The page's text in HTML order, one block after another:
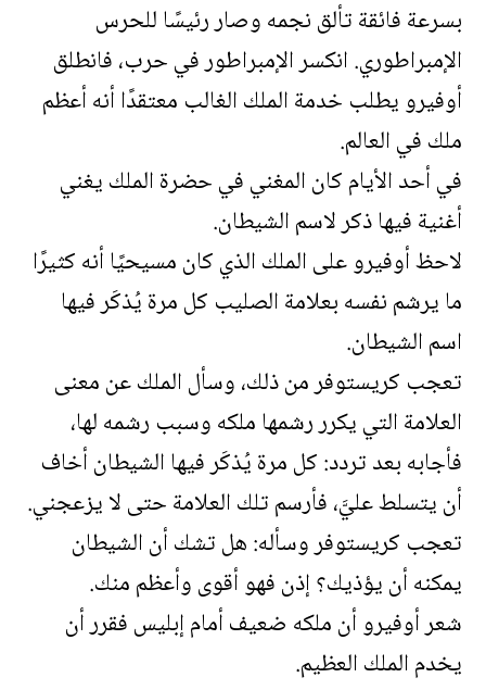
بسرعة فائقة تألق نجمه وصار رئيسًا للحرس
الإمبراطوري. انكسر الإمبراطور في حرب، فانطلق
أوفيرو يطلب خدمة الملك الغالب معتقدًا أنه أعظم
ملك في العالم.
في أحد الأيام كان المغني في حضرة الملك يغني
أغنية فيها ذكر لاسم الشيطان.
لاحظ أوفيرو على الملك الذي كان مسيحيًا أنه كثيرًا
ما يرشم نفسه بعلامة الصليب كل مرة يُذكَر فيها
اسم الشيطان.
تعجب كريستوفر من ذلك، وسأل الملك عن معنى
العلامة التي يكرر رشمها ملكه وسبب رشمه لها،
فأجابه بعد تردد: كل مرة يُذكَر فيها الشيطان أخاف
أن يتسلط عليَّ، فأرسم تلك العلامة حتى لا يزعجني.
تعجب كريستوفر وسأله: هل تشك أن الشيطان
يمكنه أن يؤذيك؟ إذن فهو أقوى وأعظم منك.
شعر أوفيرو أن ملكه ضعيف أمام إبليس فقرر أن
يخدم الملك العظيم.